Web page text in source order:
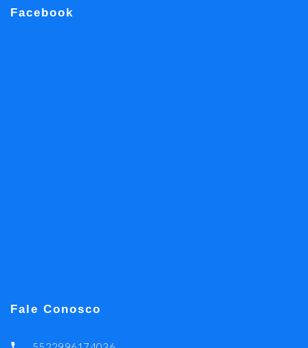
Facebook
Fale Conosco